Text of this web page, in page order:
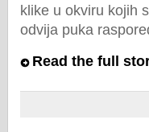
klike u okviru kojih
odvija puka
Read the full